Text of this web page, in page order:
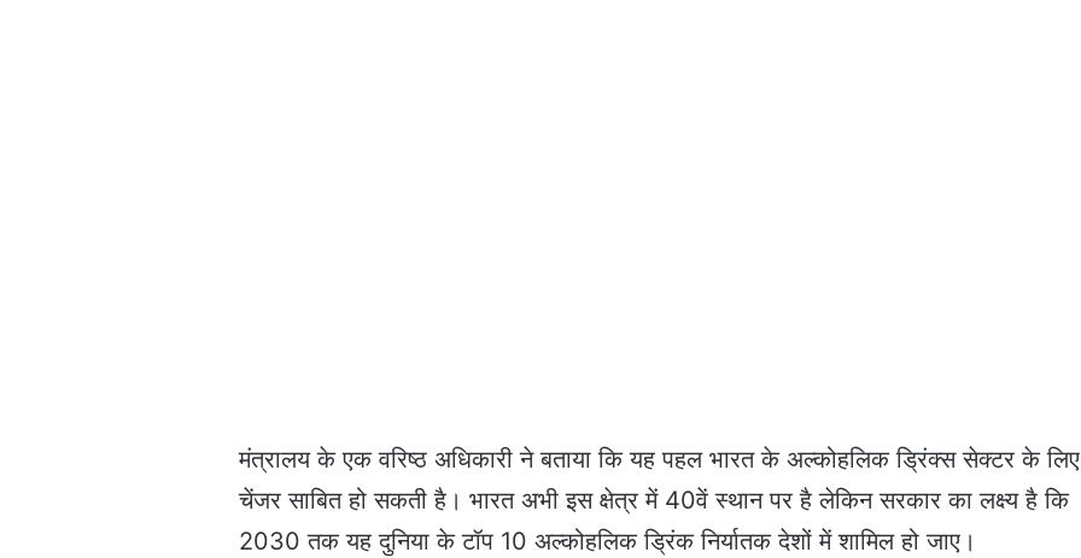
मंत्रालय के एक वरिष्ठ अधिकारी ने बताया कि यह पहल भारत के अल्कोहलिक ड्रिंक्स सेक्टर के
चेंजर साबित हो सकती है। भारत अभी इस क्षेत्र में 40वें स्थान पर है लेकिन सरकार का लक्ष्य है कि
2030 तक यह दुनिया के टॉप 10 अल्कोहलिक ड्रिंक निर्यातक देशों में शामिल हो जाए।